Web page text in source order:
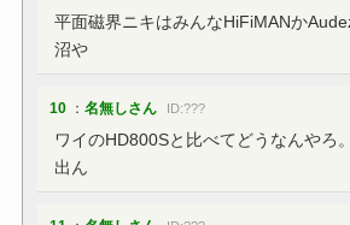
平面磁界ニキはみんなHiFiMANか
沼や
10： 名無しさん ID:???
ワイのHD800Sと比べてどうなんやろ
出ん